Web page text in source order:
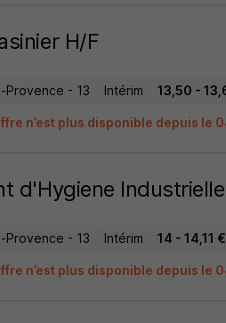
H/F
Provence - 13 Intérim 13,50 -
n’est plus disponible depuis le
d'Hygiene
Provence - 13 Intérim 14 - 14,11
n’est plus disponible depuis le